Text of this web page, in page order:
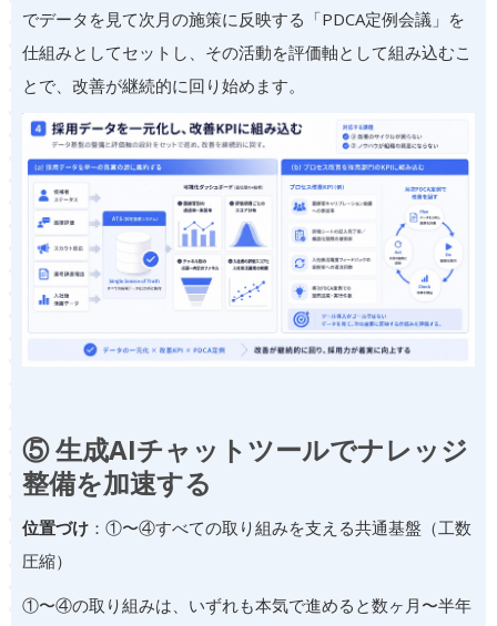
でデータを見て次月の施策に反映する「PDCA定例会議」を
仕組みとしてセットし、その活動を評価軸として組み込むこ
とで、改善が継続的に回り始めます。
⑤ 生成AIチャットツールでナレッジ
整備を加速する
位置づけ ：①〜④すべての取り組みを支える共通基盤（工数
圧縮）
①〜④の取り組みは、いずれも本気で進めると数ヶ月〜半年